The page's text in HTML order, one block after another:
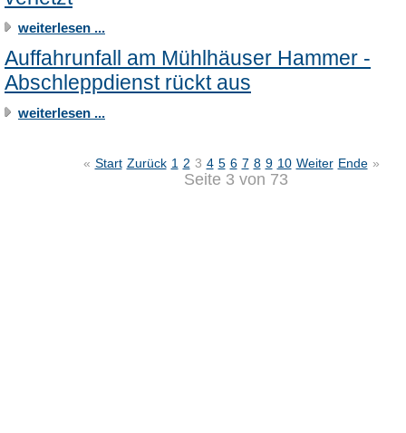
weiterlesen ...
Auffahrunfall am Mühlhäuser Hammer -
Abschleppdienst rückt aus
weiterlesen ...
« Start Zurück 1 2 3 4 5 6 7 8 9 10 Weiter Ende »
Seite 3 von 73